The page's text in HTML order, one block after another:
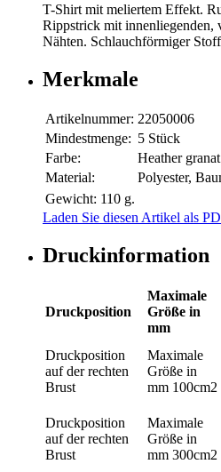
T-Shirt mit meliertem Effekt.
Rippstrick mit innenliegenden,
Nähten. Schlauchförmiger
Merkmale
Artikelnummer: 22050006
Mindestmenge: 5 Stück
Farbe:
Heather granat
Material:
Polyester,
Gewicht: 110 g.
Laden Sie diesen Artikel als
Druckinformation
Druckposition
Maximale
Größe in
mm
Druckposition
auf der rechten
Brust
Maximale
Größe in
mm 100cm2
Druckposition
auf der rechten
Brust
Maximale
Größe in
mm 300cm2